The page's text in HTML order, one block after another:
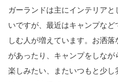
ガーランドは主にインテリア
いですが、最近はキャンプな
しむ人が増えています。お洒
があったり、キャンプをしな
楽しみたい、またいつもと少